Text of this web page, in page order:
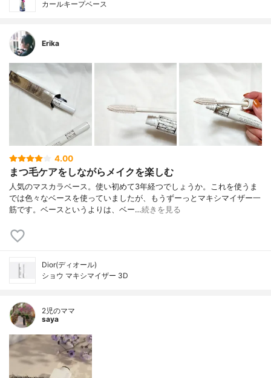
カールキープベース
Erika
4.00
まつ毛ケアをしながらメイクを楽しむ
人気のマスカラベース。使い初めて3年経つでしょうか。これを使うま
では色々なベースを使っていましたが、もうずーっとマキシマイザー一
筋です。ベースというよりは、ベー…続きを見る
Dior(ディオール)
ショウ マキシマイザー 3D
2児のママ
saya